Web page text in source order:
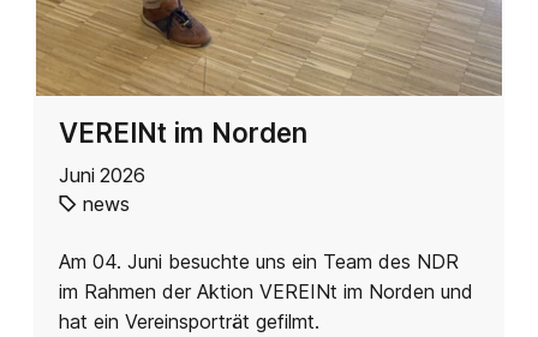
VEREINt im Norden
Juni 2026
news
Am 04. Juni besuchte uns ein Team des NDR
im Rahmen der Aktion VEREINt im Norden und
hat ein Vereinsporträt gefilmt.